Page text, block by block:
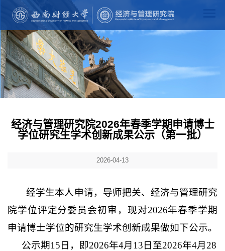
经济与管理研究院2026年春季学期申请博士
学位研究生学术创新成果公示（第一批）
2026-04-13
经学生本人申请，导师把关、经济与管理研究
院学位评定分委员会初审，现对2026年春季学期
申请博士学位的研究生学术创新成果做如下公示。
公示期1 5日，即2026年4月 1 3日至2026年4月28